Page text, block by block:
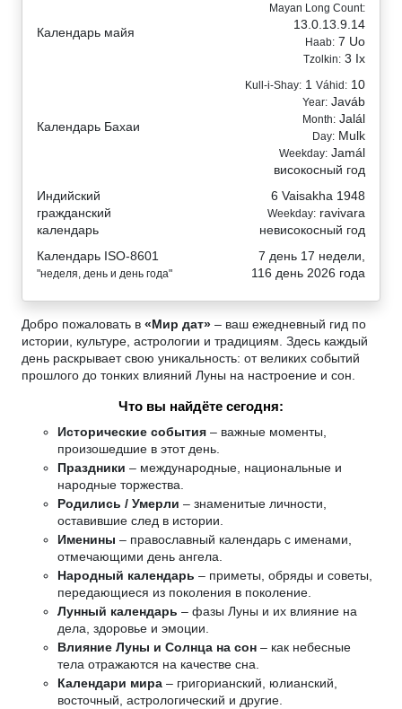
Календарь майя
Mayan Long Count:
13.0.13.9.14
Haab: 7 Uo
Tzolkin: 3 Ix
Календарь Бахаи
Kull-i-Shay: 1 Váhid: 10
Year: Javáb
Month: Jalál
Day: Mulk
Weekday: Jamál
високосный год
Индийский
гражданский
календарь
6 Vaisakha 1948
Weekday: ravivara
невисокосный год
Календарь ISO-8601
"неделя, день и день года"
7 день 17 недели,
116 день 2026 года
Добро пожаловать в «Мир дат» – ваш ежедневный гид по
истории, культуре, астрологии и традициям. Здесь каждый
день раскрывает свою уникальность: от великих событий
прошлого до тонких влияний Луны на настроение и сон.
Что вы найдёте сегодня:
Исторические события – важные моменты,
произошедшие в этот день.
Праздники – международные, национальные и
народные торжества.
Родились / Умерли – знаменитые личности,
оставившие след в истории.
Именины – православный календарь с именами,
отмечающими день ангела.
Народный календарь – приметы, обряды и советы,
передающиеся из поколения в поколение.
Лунный календарь – фазы Луны и их влияние на
дела, здоровье и эмоции.
Влияние Луны и Солнца на сон – как небесные
тела отражаются на качестве сна.
Календари мира – григорианский, юлианский,
восточный, астрологический и другие.